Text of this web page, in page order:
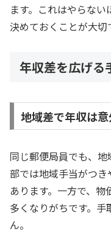
ます。これはやらな
決めておくことが大切
年収差を広げる
地域差で年収は
同じ郵便局員でも、
部では地域手当がつ
あります。一方で、
多くなりがちです。
ん。